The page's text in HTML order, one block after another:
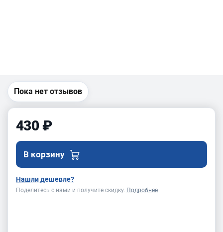
Пока нет отзывов
430 ₽
В корзину
Нашли дешевле?
Поделитесь с нами и получите скидку. Подробнее